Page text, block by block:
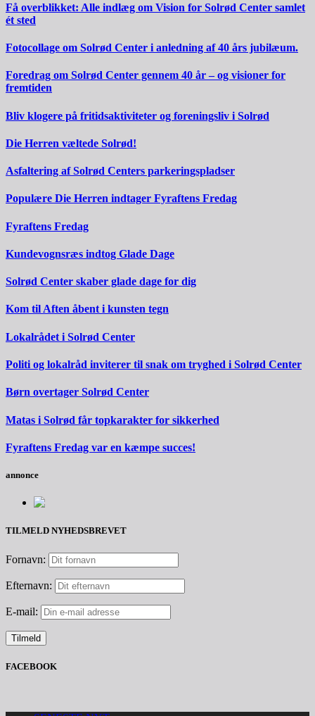
Få overblikket: Alle indlæg om Vision for Solrød Center samlet
ét sted
Fotocollage om Solrød Center i anledning af 40 års jubilæum.
Foredrag om Solrød Center gennem 40 år – og visioner for
fremtiden
Bliv klogere på fritidsaktiviteter og foreningsliv i Solrød
Die Herren væltede Solrød!
Asfaltering af Solrød Centers parkeringspladser
Populære Die Herren indtager Fyraftens Fredag
Fyraftens Fredag
Kundevognsræs indtog Glade Dage
Solrød Center skaber glade dage for dig
Kom til Aften åbent i kunsten tegn
Lokalrådet i Solrød Center
Politi og lokalråd inviterer til snak om tryghed i Solrød Center
Børn overtager Solrød Center
Matas i Solrød får topkarakter for sikkerhed
Fyraftens Fredag var en kæmpe succes!
annonce
TILMELD NYHEDSBREVET
Fornavn:
Efternavn:
E-mail:
FACEBOOK